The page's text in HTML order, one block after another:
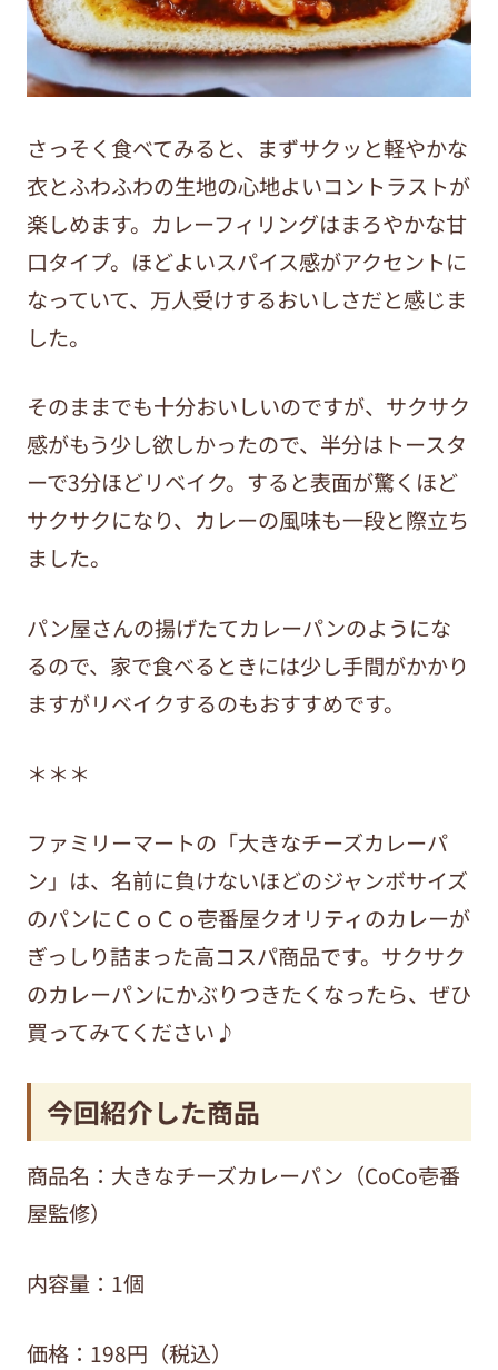
さっそく食べてみると、まずサクッと軽やかな
衣とふわふわの生地の心地よいコントラストが
楽しめます。カレーフィリングはまろやかな甘
口タイプ。ほどよいスパイス感がアクセントに
なっていて、万人受けするおいしさだと感じま
した。
そのままでも十分おいしいのですが、サクサク
感がもう少し欲しかったので、半分はトースタ
ーで3分ほどリベイク。すると表面が驚くほど
サクサクになり、カレーの風味も一段と際立ち
ました。
パン屋さんの揚げたてカレーパンのようにな
るので、家で食べるときには少し手間がかかり
ますがリベイクするのもおすすめです。
＊＊＊
ファミリーマートの「大きなチーズカレーパ
ン」は、名前に負けないほどのジャンボサイズ
のパンにＣｏＣｏ壱番屋クオリティのカレーが
ぎっしり詰まった高コスパ商品です。サクサク
のカレーパンにかぶりつきたくなったら、ぜひ
買ってみてください♪
今回紹介した商品
商品名：大きなチーズカレーパン（CoCo壱番
屋監修）
内容量：1個
価格：198円（税込）